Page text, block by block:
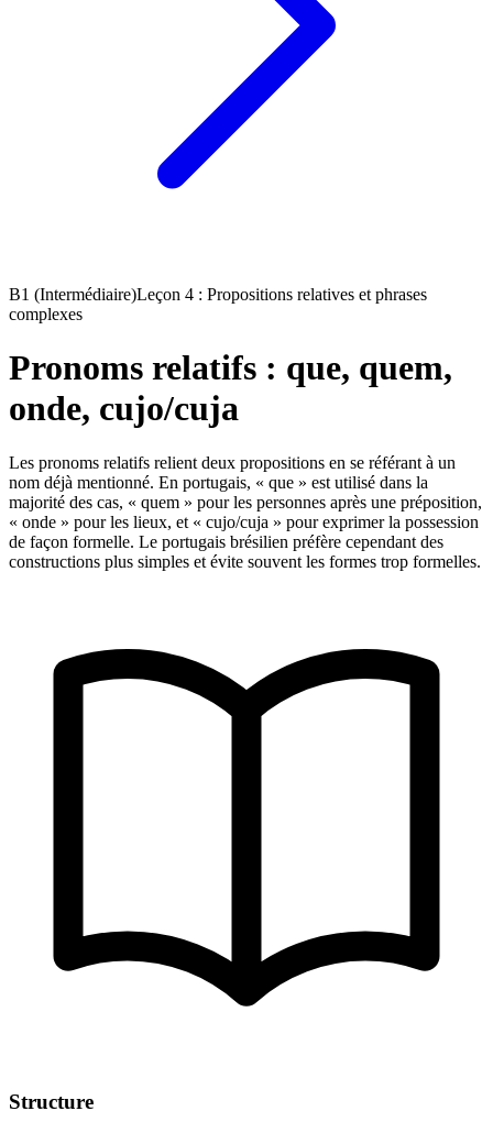
B1 (Intermédiaire)Leçon 4 : Propositions relatives et phrases
complexes
Pronoms relatifs : que, quem,
onde, cujo/cuja
Les pronoms relatifs relient deux propositions en se référant à un
nom déjà mentionné. En portugais, « que » est utilisé dans la
majorité des cas, « quem » pour les personnes après une préposition,
« onde » pour les lieux, et « cujo/cuja » pour exprimer la possession
de façon formelle. Le portugais brésilien préfère cependant des
constructions plus simples et évite souvent les formes trop formelles.
Structure